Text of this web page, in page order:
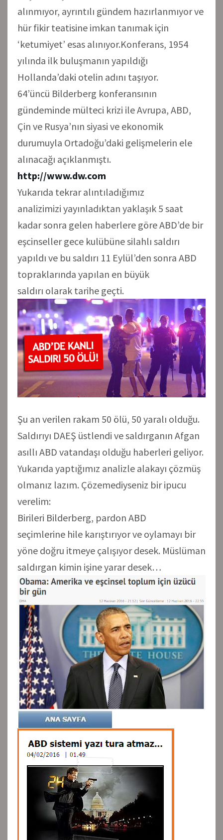
alınmıyor, ayrıntılı gündem hazırlanmıyor ve
hür fikir teatisine imkan tanımak için
‘ketumiyet’ esas alınıyor.Konferans, 1954
yılında ilk buluşmanın yapıldığı
Hollanda’daki otelin adını taşıyor.
64’üncü Bilderberg konferansının
gündeminde mülteci krizi ile Avrupa, ABD,
Çin ve Rusya’nın siyasi ve ekonomik
durumuyla Ortadoğu’daki gelişmelerin ele
alınacağı açıklanmıştı.
http://www.dw.com
Yukarıda tekrar alıntıladığımız
analizimizi yayınladıktan yaklaşık 5 saat
kadar sonra gelen haberlere göre ABD’de bir
eşcinseller gece kulübüne silahlı saldırı
yapıldı ve bu saldırı 11 Eylül’den sonra ABD
topraklarında yapılan en büyük
saldırı olarak tarihe geçti.
Şu an verilen rakam 50 ölü, 50 yaralı olduğu.
Saldırıyı DAEŞ üstlendi ve saldırganın Afgan
asıllı ABD vatandaşı olduğu haberleri geliyor.
Yukarıda yaptığımız analizle alakayı çözmüş
olmanız lazım. Çözemediyseniz bir ipucu
verelim:
Birileri Bilderberg, pardon ABD
seçimlerine hile karıştırıyor ve oylamayı bir
yöne doğru itmeye çalışıyor desek. Müslüman
saldırgan kimin işine yarar desek…